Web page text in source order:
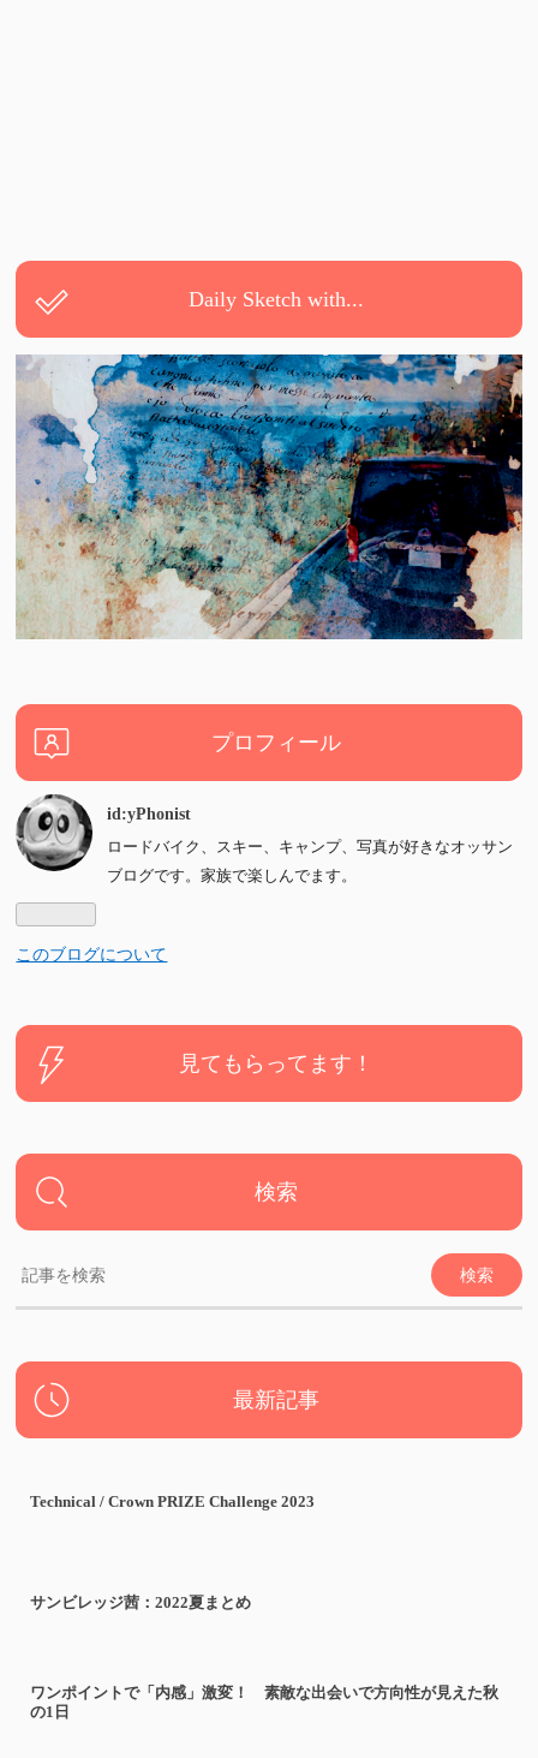
Daily Sketch with...
プロフィール
id:yPhonist
ロードバイク、スキー、キャンプ、写真が好きなオッサン
ブログです。家族で楽しんでます。
このブログについて
見てもらってます！
検索
最新記事
Technical / Crown PRIZE Challenge 2023
サンビレッジ茜：2022夏まとめ
ワンポイントで「内感」激変！ 素敵な出会いで方向性が見えた秋
の1日